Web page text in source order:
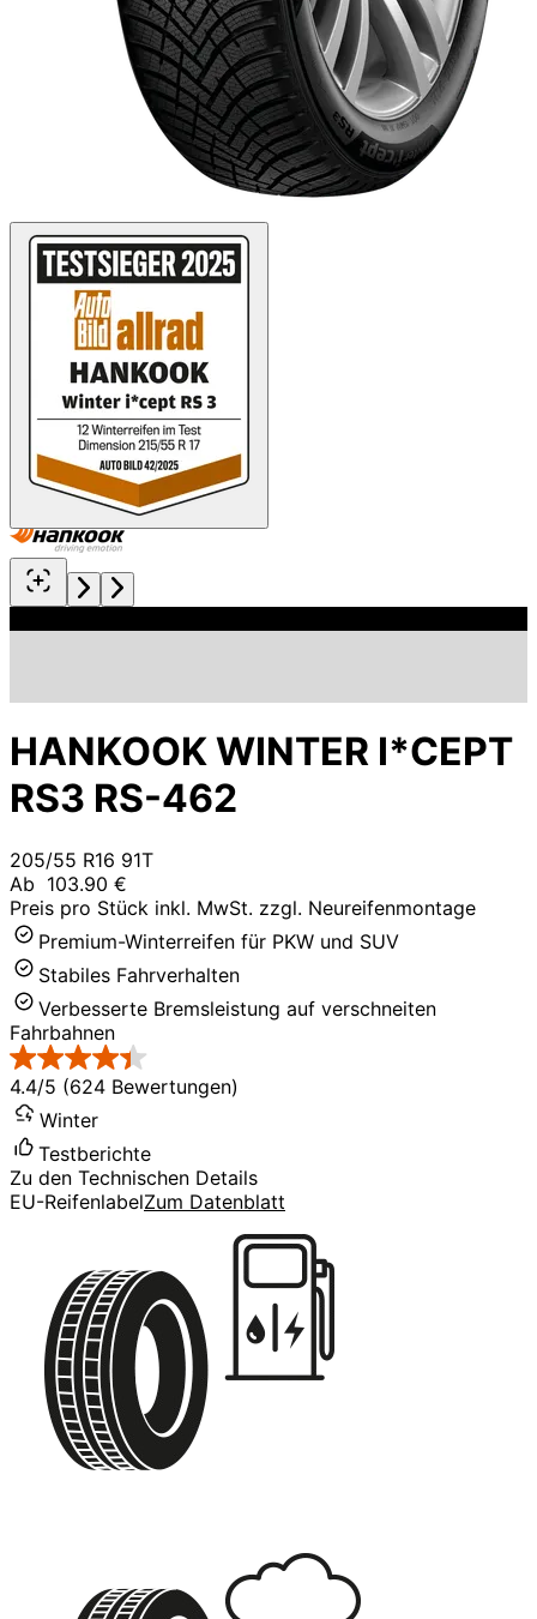
HANKOOK WINTER I*CEPT
RS3 RS-462
205/55 R16 91T
Ab 103.90 €
Preis pro Stück inkl. MwSt. zzgl. Neureifenmontage
Premium-Winterreifen für PKW und SUV
Stabiles Fahrverhalten
Verbesserte Bremsleistung auf verschneiten
Fahrbahnen
4.4/5 (624 Bewertungen)
Winter
Testberichte
Zu den Technischen Details
EU-ReifenlabelZum Datenblatt